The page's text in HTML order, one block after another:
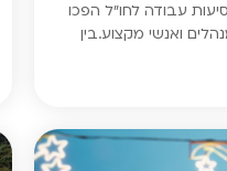
עבודה לחו"ל הפכו
ואנשי מקצוע.בין
נסיעות לחו"ל אולי לא
יש סיכון